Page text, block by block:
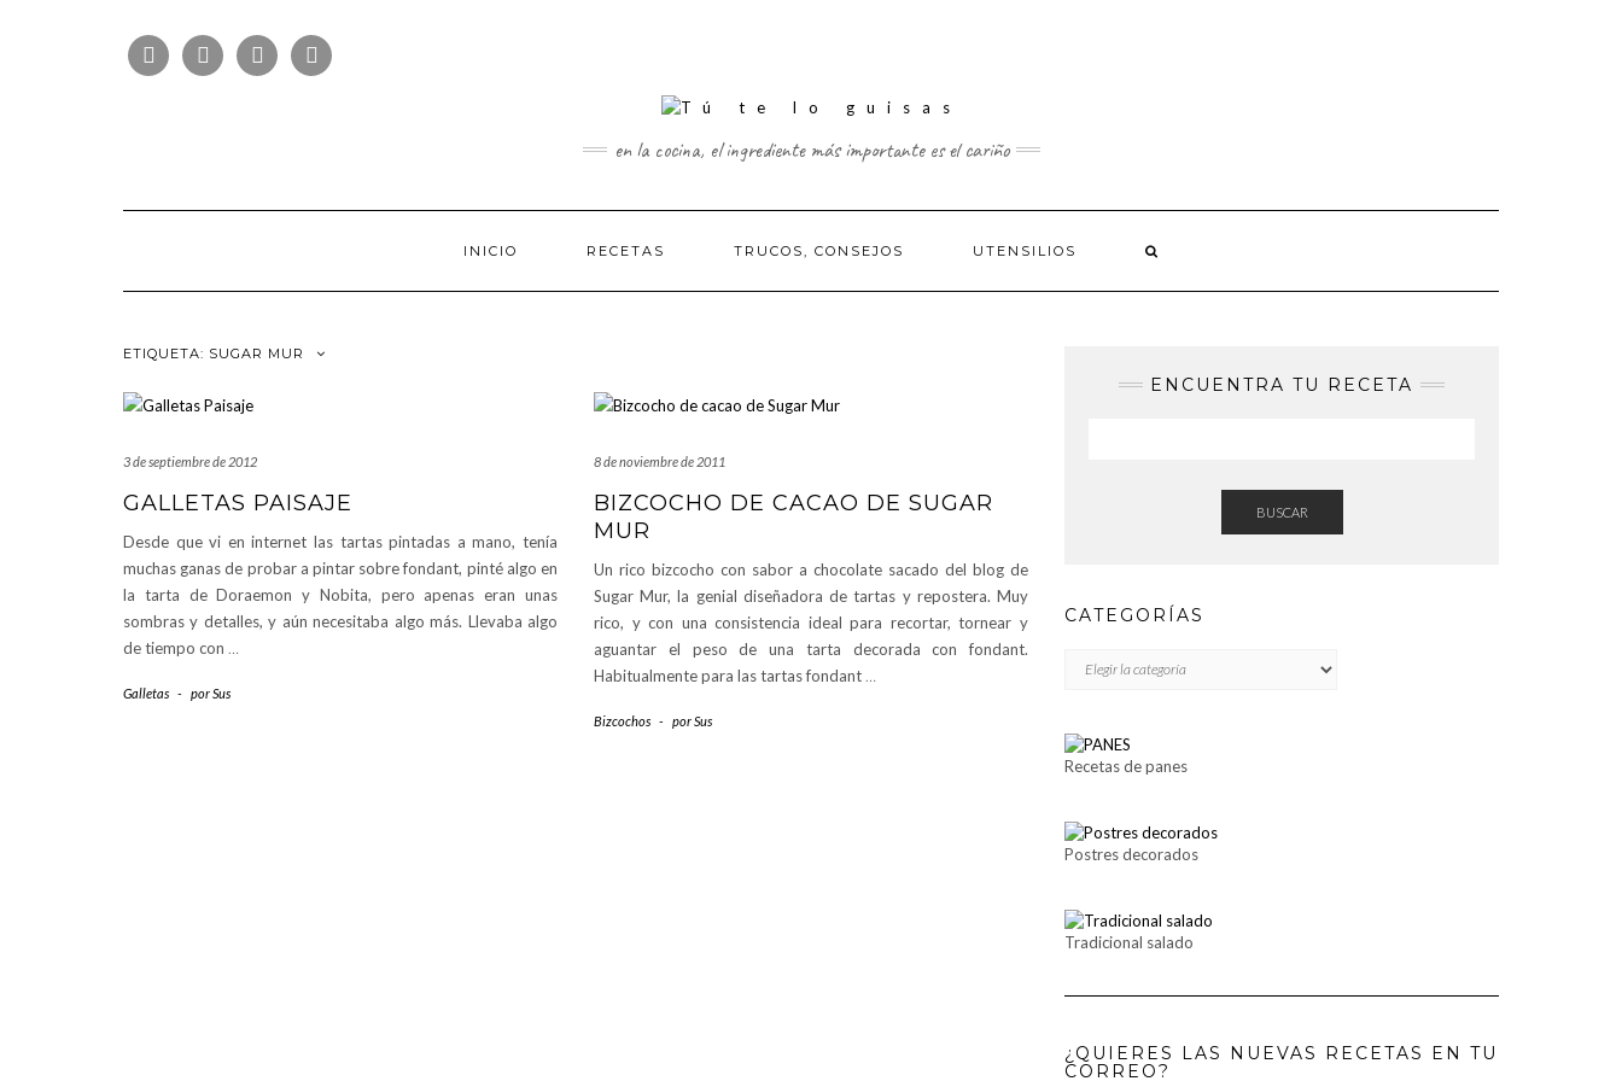
FOLLOW
US
FACEBOOKTWITTERPINTERESTINSTAGRAM
en la cocina, el ingrediente más importante es el cariño
INICIO RECETAS TRUCOS, CONSEJOS UTENSILIOS
ETIQUETA: SUGAR MUR
3 de septiembre de 2012
GALLETAS PAISAJE
Desde que vi en internet las tartas pintadas a mano, tenía
muchas ganas de probar a pintar sobre fondant, pinté algo en
la tarta de Doraemon y Nobita, pero apenas eran unas
sombras y detalles, y aún necesitaba algo más. Llevaba algo
de tiempo con …
Galletas - porSus
8 de noviembre de 2011
BIZCOCHO DE CACAO DE SUGAR
MUR
Un rico bizcocho con sabor a chocolate sacado del blog de
Sugar Mur, la genial diseñadora de tartas y repostera. Muy
rico, y con una consistencia ideal para recortar, tornear y
aguantar el peso de una tarta decorada con fondant.
Habitualmente para las tartas fondant …
Bizcochos - porSus
ENCUENTRA TU RECETA
BUSCAR
CATEGORÍAS
Recetas de panes
Postres decorados
Tradicional salado
¿QUIERES LAS NUEVAS RECETAS EN TU
CORREO?